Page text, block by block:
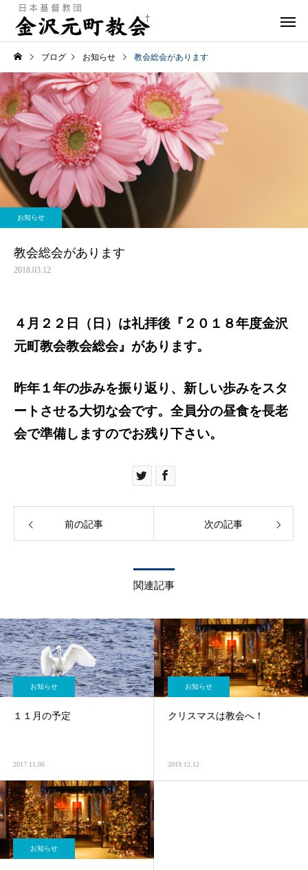
ブログ お知らせ 教会総会があります
お知らせ
教会総会があります
2018.03.12
４月２２日（日）は礼拝後『２０１８年度金沢
元町教会教会総会』があります。
昨年１年の歩みを振り返り、新しい歩みをスタ
ートさせる大切な会です。全員分の昼食を長老
会で準備しますのでお残り下さい。
前の記事 次の記事
関連記事
お知らせ
１１月の予定
2017.11.06
お知らせ
クリスマスは教会へ！
2019.12.12
お知らせ